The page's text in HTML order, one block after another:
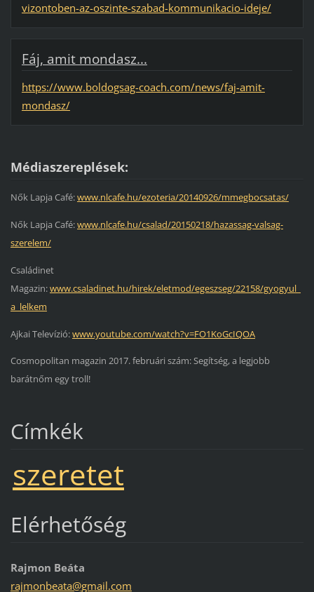
vizontoben-az-oszinte-szabad-kommunikacio-ideje/
Fáj, amit mondasz...
https://www.boldogsag-coach.com/news/faj-amit-
mondasz/
Médiaszereplések:
Nők Lapja Café:www.nlcafe.hu/ezoteria/20140926/mmegbocsatas/
Nők Lapja Café:www.nlcafe.hu/csalad/20150218/hazassag-valsag-
szerelem/
Családinet
Magazin:www.csaladinet.hu/hirek/eletmod/egeszseg/22158/gyogyul_
a_lelkem
Ajkai Televízió:www.youtube.com/watch?v=FO1KoGcIQOA
Cosmopolitan magazin 2017. februári szám: Segítség, a legjobb
barátnőm egy troll!
Címkék
szeretet
Elérhetőség
Rajmon Beáta
rajmonbeata@gmail.com